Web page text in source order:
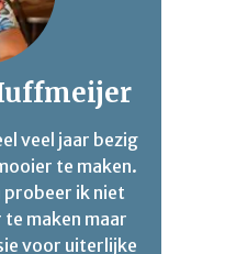
veel jaar bezig
te maken.
probeer ik niet
maken maar
voor uiterlijke